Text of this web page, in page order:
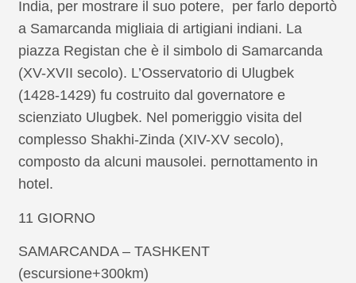
India, per mostrare il suo potere, per farlo deportò
a Samarcanda migliaia di artigiani indiani. La
piazza Registan che è il simbolo di Samarcanda
(XV-XVII secolo). L’Osservatorio di Ulugbek
(1428-1429) fu costruito dal governatore e
scienziato Ulugbek. Nel pomeriggio visita del
complesso Shakhi-Zinda (XIV-XV secolo),
composto da alcuni mausolei. pernottamento in
hotel.
11 GIORNO
SAMARCANDA – TASHKENT
(escursione+300km)